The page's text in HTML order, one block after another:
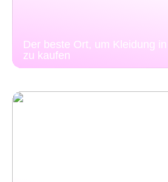
Der beste Ort, um Kleidung
zu kaufen